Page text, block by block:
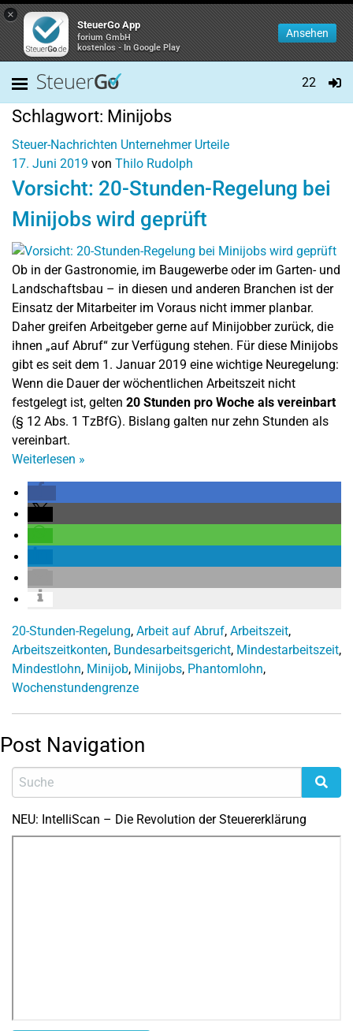
×
SteuerGo App
forium GmbH
kostenlos - In Google Play
Ansehen
22
Schlagwort: Minijobs
Steuer-Nachrichten Unternehmer Urteile
17. Juni 2019 von Thilo Rudolph
Vorsicht: 20-Stunden-Regelung bei
Minijobs wird geprüft
Ob in der Gastronomie, im Baugewerbe oder im Garten- und
Landschaftsbau – in diesen und anderen Branchen ist der
Einsatz der Mitarbeiter im Voraus nicht immer planbar.
Daher greifen Arbeitgeber gerne auf Minijobber zurück, die
ihnen „auf Abruf“ zur Verfügung stehen. Für diese Minijobs
gibt es seit dem 1. Januar 2019 eine wichtige Neuregelung:
Wenn die Dauer der wöchentlichen Arbeitszeit nicht
festgelegt ist, gelten 20 Stunden pro Woche als vereinbart
(§ 12 Abs. 1 TzBfG). Bislang galten nur zehn Stunden als
vereinbart.
Weiterlesen »
20-Stunden-Regelung, Arbeit auf Abruf, Arbeitszeit,
Arbeitszeitkonten, Bundesarbeitsgericht, Mindestarbeitszeit,
Mindestlohn, Minijob, Minijobs, Phantomlohn,
Wochenstundengrenze
Post Navigation
NEU: IntelliScan – Die Revolution der Steuererklärung